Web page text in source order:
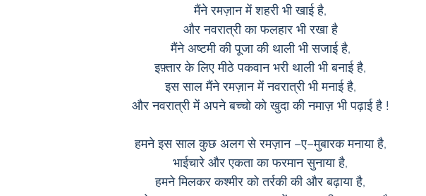
मैंने रमज़ान में शहरी भी खाई है,
और नवरात्री का फलहार भी रखा है
मैंने अष्टमी की पूजा की थाली भी सजाई है,
इफ़्तार के लिए मीठे पकवान भरी थाली भी बनाई है,
इस साल मैंने रमज़ान में नवरात्री भी मनाई है,
और नवरात्री में अपने बच्चो को खुदा की नमाज़ भी पढ़ाई है !
हमने इस साल कुछ अलग से रमज़ान –ए–मुबारक मनाया है,
भाईचारे और एकता का फरमान सुनाया है,
हमने मिलकर कश्मीर को तर्रकी की और बढ़ाया है,